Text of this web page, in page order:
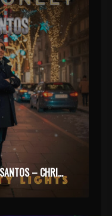
MISTER LONELY FEAT. RACHEL SANTOS – CHRISTMAS CITY LIGHT (2025)